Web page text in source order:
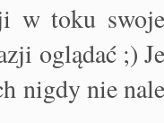
w toku
oglądać ;)
nigdy nie